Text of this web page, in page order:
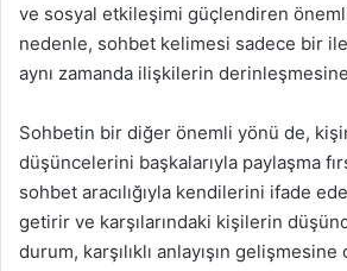
ve sosyal etkileşimi güçlendiren
nedenle, sohbet kelimesi sadece bir
aynı zamanda ilişkilerin
Sohbetin bir diğer önemli yönü de,
düşüncelerini başkalarıyla paylaşma
sohbet aracılığıyla kendilerini ifade
getirir ve karşılarındaki kişilerin
durum, karşılıklı anlayışın gelişmesine